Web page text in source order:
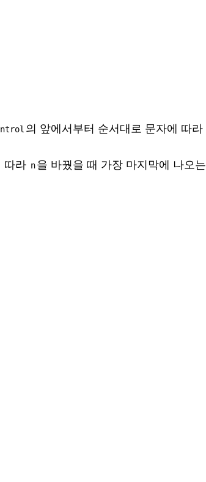
의 앞에서부터 순서대로 문자에 따라
따라 n을 바꿨을 때 가장 마지막에 나오는